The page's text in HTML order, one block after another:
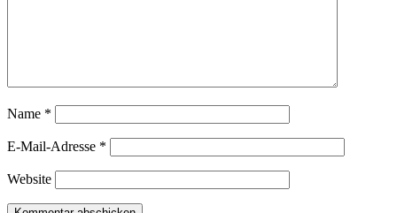
Name *
E-Mail-Adresse *
Website